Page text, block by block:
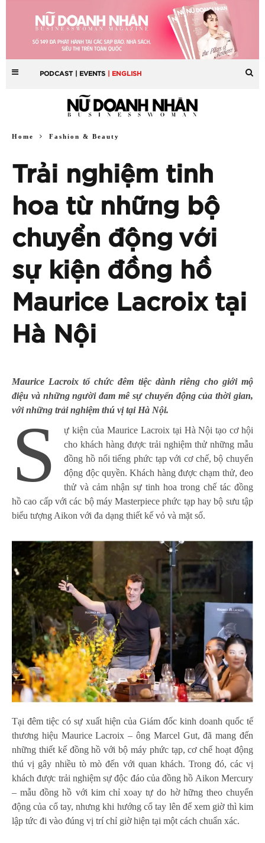
PODCAST | EVENTS | ENGLISH
Home Fashion & Beauty
Trải nghiệm tinh
hoa từ những bộ
chuyển động với
sự kiện đồng hồ
Maurice Lacroix tại
Hà Nội
Maurice Lacroix tổ chức đêm tiệc dành riêng cho giới mộ
điệu và những người đam mê sự chuyển động của thời gian,
với những trải nghiệm thú vị tại Hà Nội.
S
ự kiện của Maurice Lacroix tại Hà Nội tạo cơ hội
cho khách hàng được trải nghiệm thử những mẫu
đồng hồ nổi tiếng phức tạp với cơ chế, bộ chuyển
động độc quyền. Khách hàng được chạm thử, đeo
thử và cảm nhận sự tinh hoa trong chế tác đồng
hồ cao cấp với các bộ máy Masterpiece phức tạp hay bộ sưu tập
biểu tượng Aikon với đa dạng thiết kế vỏ và mặt số.
Tại đêm tiệc có sự xuất hiện của Giám đốc kinh doanh quốc tế
thương hiệu Maurice Lacroix – ông Marcel Gut, đã mang đến
những thiết kế đồng hồ với bộ máy phức tạp, cơ chế hoạt động
thú vị gây nhiều tò mò đến với quan khách. Trong đó, các vị
khách được trải nghiệm sự độc đáo của đồng hồ Aikon Mercury
– mẫu đồng hồ với kim chỉ xoay tự do hờ hững theo chuyển
động của cổ tay, nhưng khi hướng cổ tay lên để xem giờ thì kim
lập tức đi vào đúng vị trí chỉ giờ hiện tại một cách chuẩn xác.